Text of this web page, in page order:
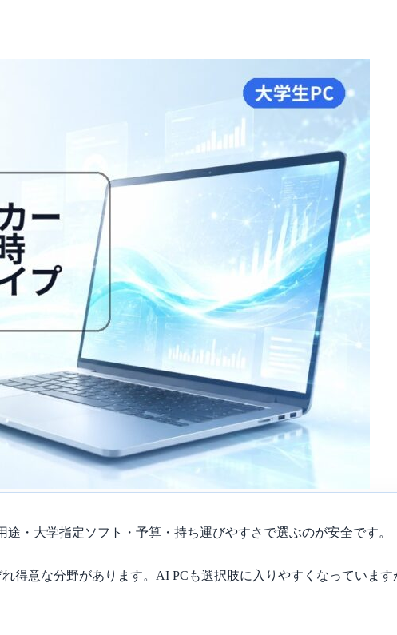
・大学指定ソフト・予算・持ち運びやすさで選ぶのが安全です。
得意な分野があります。AI PCも選択肢に入りやすくなっていま